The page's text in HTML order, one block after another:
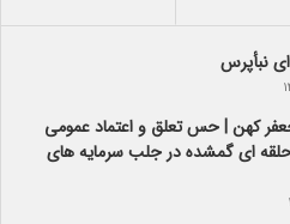
نبأپرس
کهن | حس تعلق و اعتماد عمومی
ای گمشده در جلب سرمایه های